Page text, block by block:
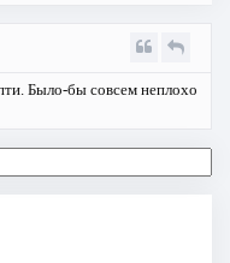
Было-бы совсем неплохо